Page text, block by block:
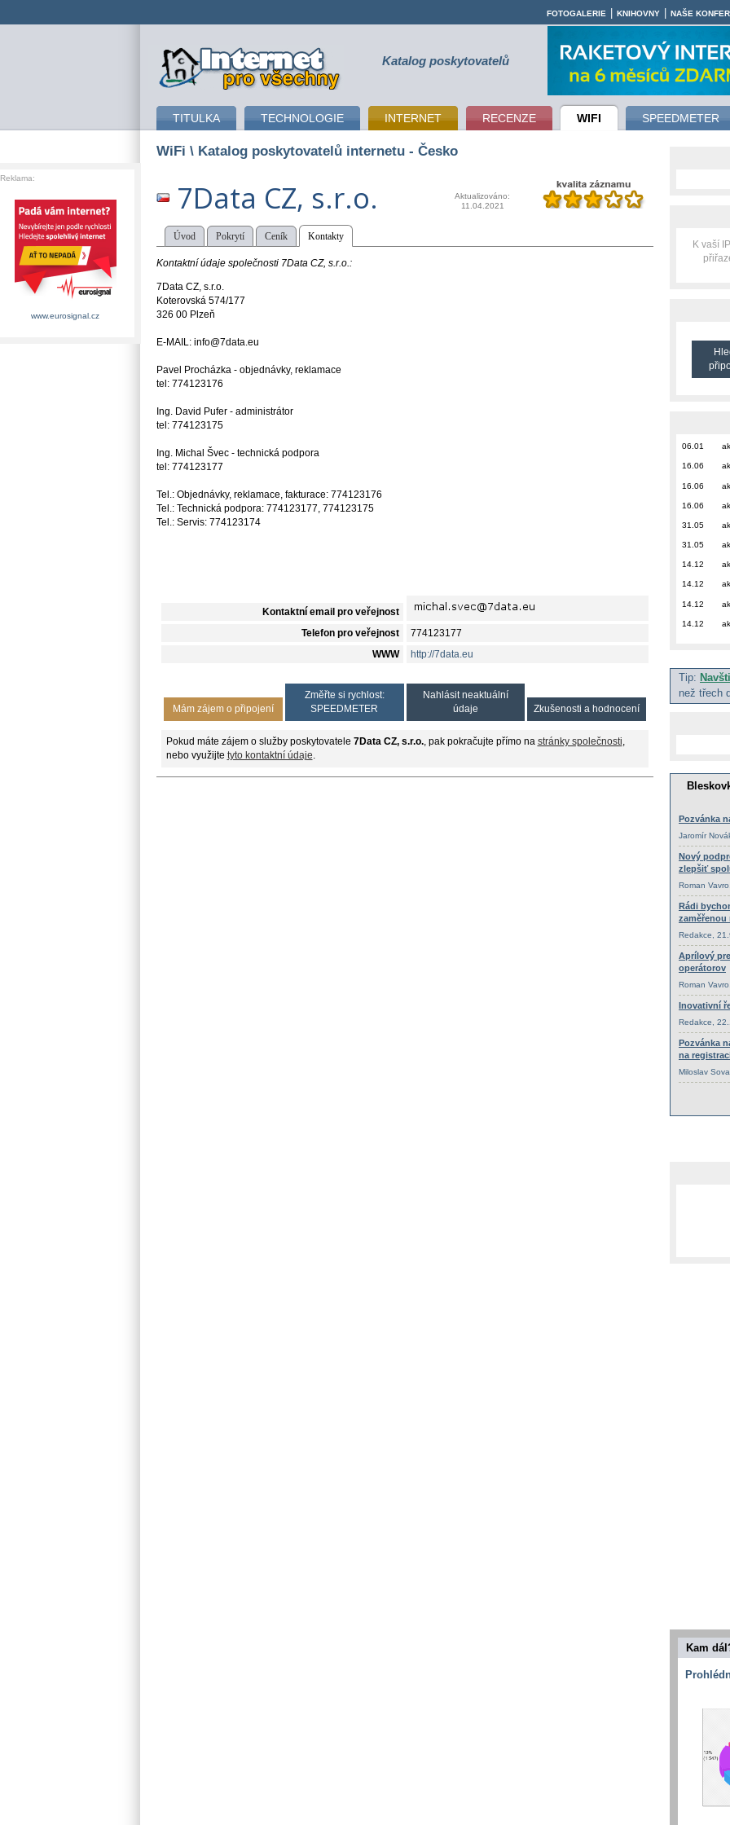
připojení k internetu Katalog poskytovatelů
TITULKA TECHNOLOGIE INTERNET RECENZE WIFI SPEEDMETER
FOTOGALERIE KNIHOVNY NAŠE
WiFi \ Katalog poskytovatelů internetu - Česko
7Data CZ, s.r.o.
Aktualizováno:
11.04.2021
Úvod Pokrytí Ceník Kontakty
Kontaktní údaje společnosti 7Data CZ, s.r.o.:
7Data CZ, s.r.o.
Koterovská 574/177
326 00 Plzeň
E-MAIL: info@7data.eu
Pavel Procházka - objednávky, reklamace
tel: 774123176
Ing. David Pufer - administrátor
tel: 774123175
Ing. Michal Švec - technická podpora
tel: 774123177
Tel.: Objednávky, reklamace, fakturace: 774123176
Tel.: Technická podpora: 774123177, 774123175
Tel.: Servis: 774123174
Kontaktní email pro veřejnost
Telefon pro veřejnost 774123177
WWW http://7data.eu
Mám zájem o připojení
Změřte si rychlost:
SPEEDMETER
Nahlásit neaktuální
údaje
Zkušenosti a hodnocení
Pokud máte zájem o služby poskytovatele 7Data CZ, s.r.o., pak pokračujte přímo na stránky společnosti
nebo využijte tyto kontaktní údaje
K vaší
06.01
16.06
16.06
16.06
31.05
31.05
14.12
14.12
14.12
14.12
Tip:
než třech
Kam
Reklama:
www.eurosignal.cz